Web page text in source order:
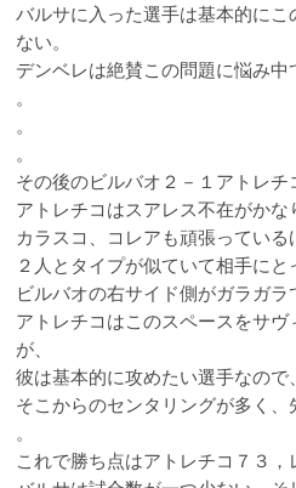
バルサに入った選手は基本的に
ない。
デンベレは絶賛この問題に悩み中
。
。
。
その後のビルバオ２－１アトレチ
アトレチコはスアレス不在がかな
カラスコ、コレアも頑張っている
２人とタイプが似ていて相手にと
ビルバオの右サイド側がガラガラ
アトレチコはこのスペースをサ
が、
彼は基本的に攻めたい選手なので
そこからのセンタリングが多く、
。
これで勝ち点はアトレチコ７３，